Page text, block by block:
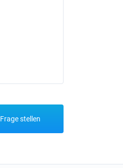
Frage stellen